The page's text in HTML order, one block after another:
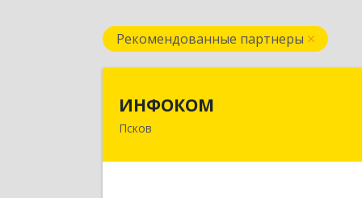
Рекомендованные партнеры
ИНФОКОМ
Псков